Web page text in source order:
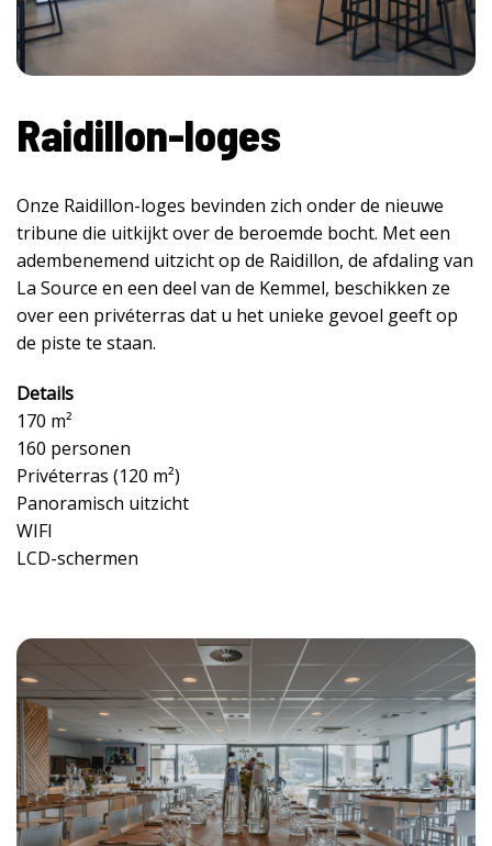
Raidillon-loges
Onze Raidillon-loges bevinden zich onder de nieuwe
tribune die uitkijkt over de beroemde bocht. Met een
adembenemend uitzicht op de Raidillon, de afdaling van
La Source en een deel van de Kemmel, beschikken ze
over een privéterras dat u het unieke gevoel geeft op
de piste te staan.
Details
170 m²
160 personen
Privéterras (120 m²)
Panoramisch uitzicht
WIFI
LCD-schermen